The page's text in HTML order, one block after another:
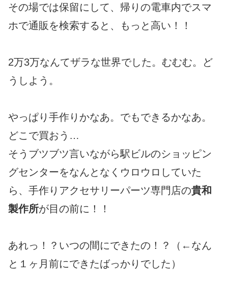
その場では保留にして、帰りの電車内でスマ
ホで通販を検索すると、もっと高い！！
2万3万なんてザラな世界でした。むむむ。ど
うしよう。
やっぱり手作りかなあ。でもできるかなあ。
どこで買おう…
そうブツブツ言いながら駅ビルのショッピン
グセンターをなんとなくウロウロしていた
ら、手作りアクセサリーパーツ専門店の貴和
製作所が目の前に！！
あれっ！？いつの間にできたの！？（←なん
と１ヶ月前にできたばっかりでした）